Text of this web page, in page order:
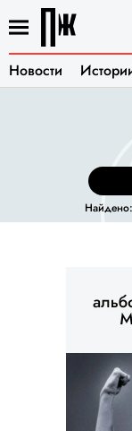
Новости
Найдено: